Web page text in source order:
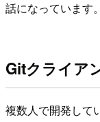
話になっています。
Gitクライア
複数人で開発して